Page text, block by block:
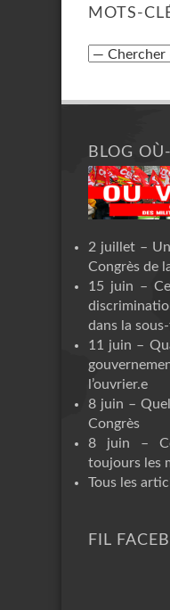
MOTS-
BLOG
2 juillet –
Congrès de
15 juin –
dans la
11 juin –
l’ouvrier.e
8 juin –
Congrès
8 juin –
toujours les
Tous les
FIL